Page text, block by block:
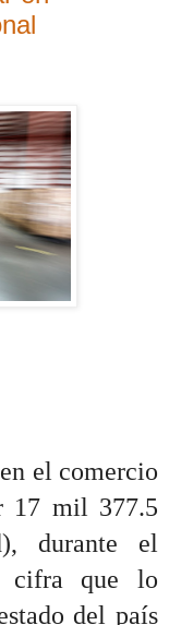
el comercio
17 mil 377.5
durante el
cifra que lo
del país